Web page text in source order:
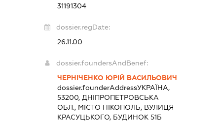
31191304
dossier.regDate:
26.11.00
dossier.foundersAndBenef:
ЧЕРНІЧЕНКО ЮРІЙ ВАСИЛЬОВИЧ
dossier.founderAddressУКРАЇНА,
53200, ДНІПРОПЕТРОВСЬКА
ОБЛ., МІСТО НІКОПОЛЬ, ВУЛИЦЯ
КРАСУЦЬКОГО, БУДИНОК 51Б